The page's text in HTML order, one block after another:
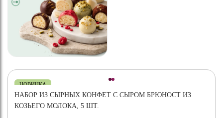
НОВИНКА
НАБОР ИЗ СЫРНЫХ КОНФЕТ С СЫРОМ БРЮНОСТ ИЗ
КОЗЬЕГО МОЛОКА, 5 ШТ.